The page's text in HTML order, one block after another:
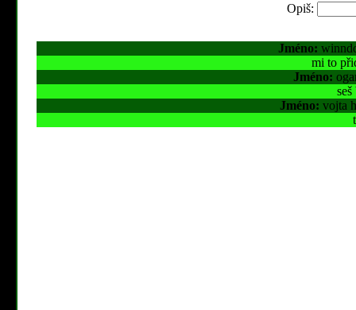
Opiš:
Jméno:
mi to
Jméno:
Jméno: vojta